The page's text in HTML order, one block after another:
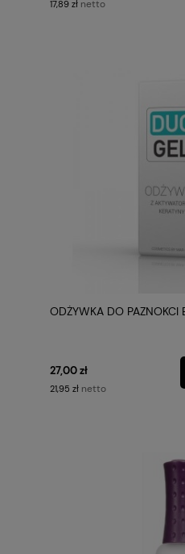
17,89 zł netto
ODŻYWKA DO PAZNOKCI
27,00 zł
21,95 zł netto